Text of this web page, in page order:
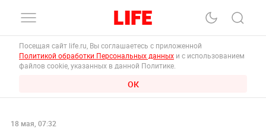
Посещая сайт life.ru, Вы соглашаетесь с приложенной
Политикой обработки Персональных данных и с использованием
файлов cookie, указанных в данной Политике.
ОК
18 мая, 07:32